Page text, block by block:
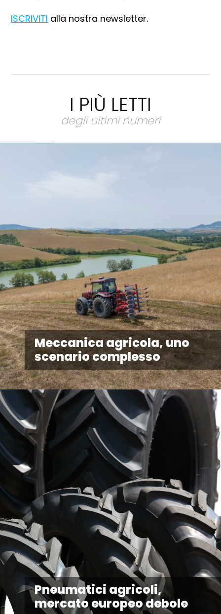
ISCRIVITI alla nostra newsletter.
I PIÙ LETTI
degli ultimi numeri
Meccanica agricola, uno
scenario complesso
Pneumatici agricoli,
mercato europeo debole